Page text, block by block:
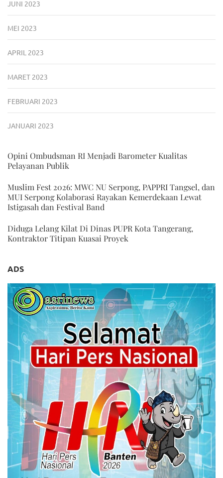
JUNI 2023
MEI 2023
APRIL 2023
MARET 2023
FEBRUARI 2023
JANUARI 2023
Opini Ombudsman RI Menjadi Barometer Kualitas
Pelayanan Publik
Muslim Fest 2026: MWC NU Serpong, PAPPRI Tangsel, dan
MUI Serpong Kolaborasi Rayakan Kemerdekaan Lewat
Istigasah dan Festival Band
Diduga Lelang Kilat Di Dinas PUPR Kota Tangerang,
Kontraktor Titipan Kuasai Proyek
ADS